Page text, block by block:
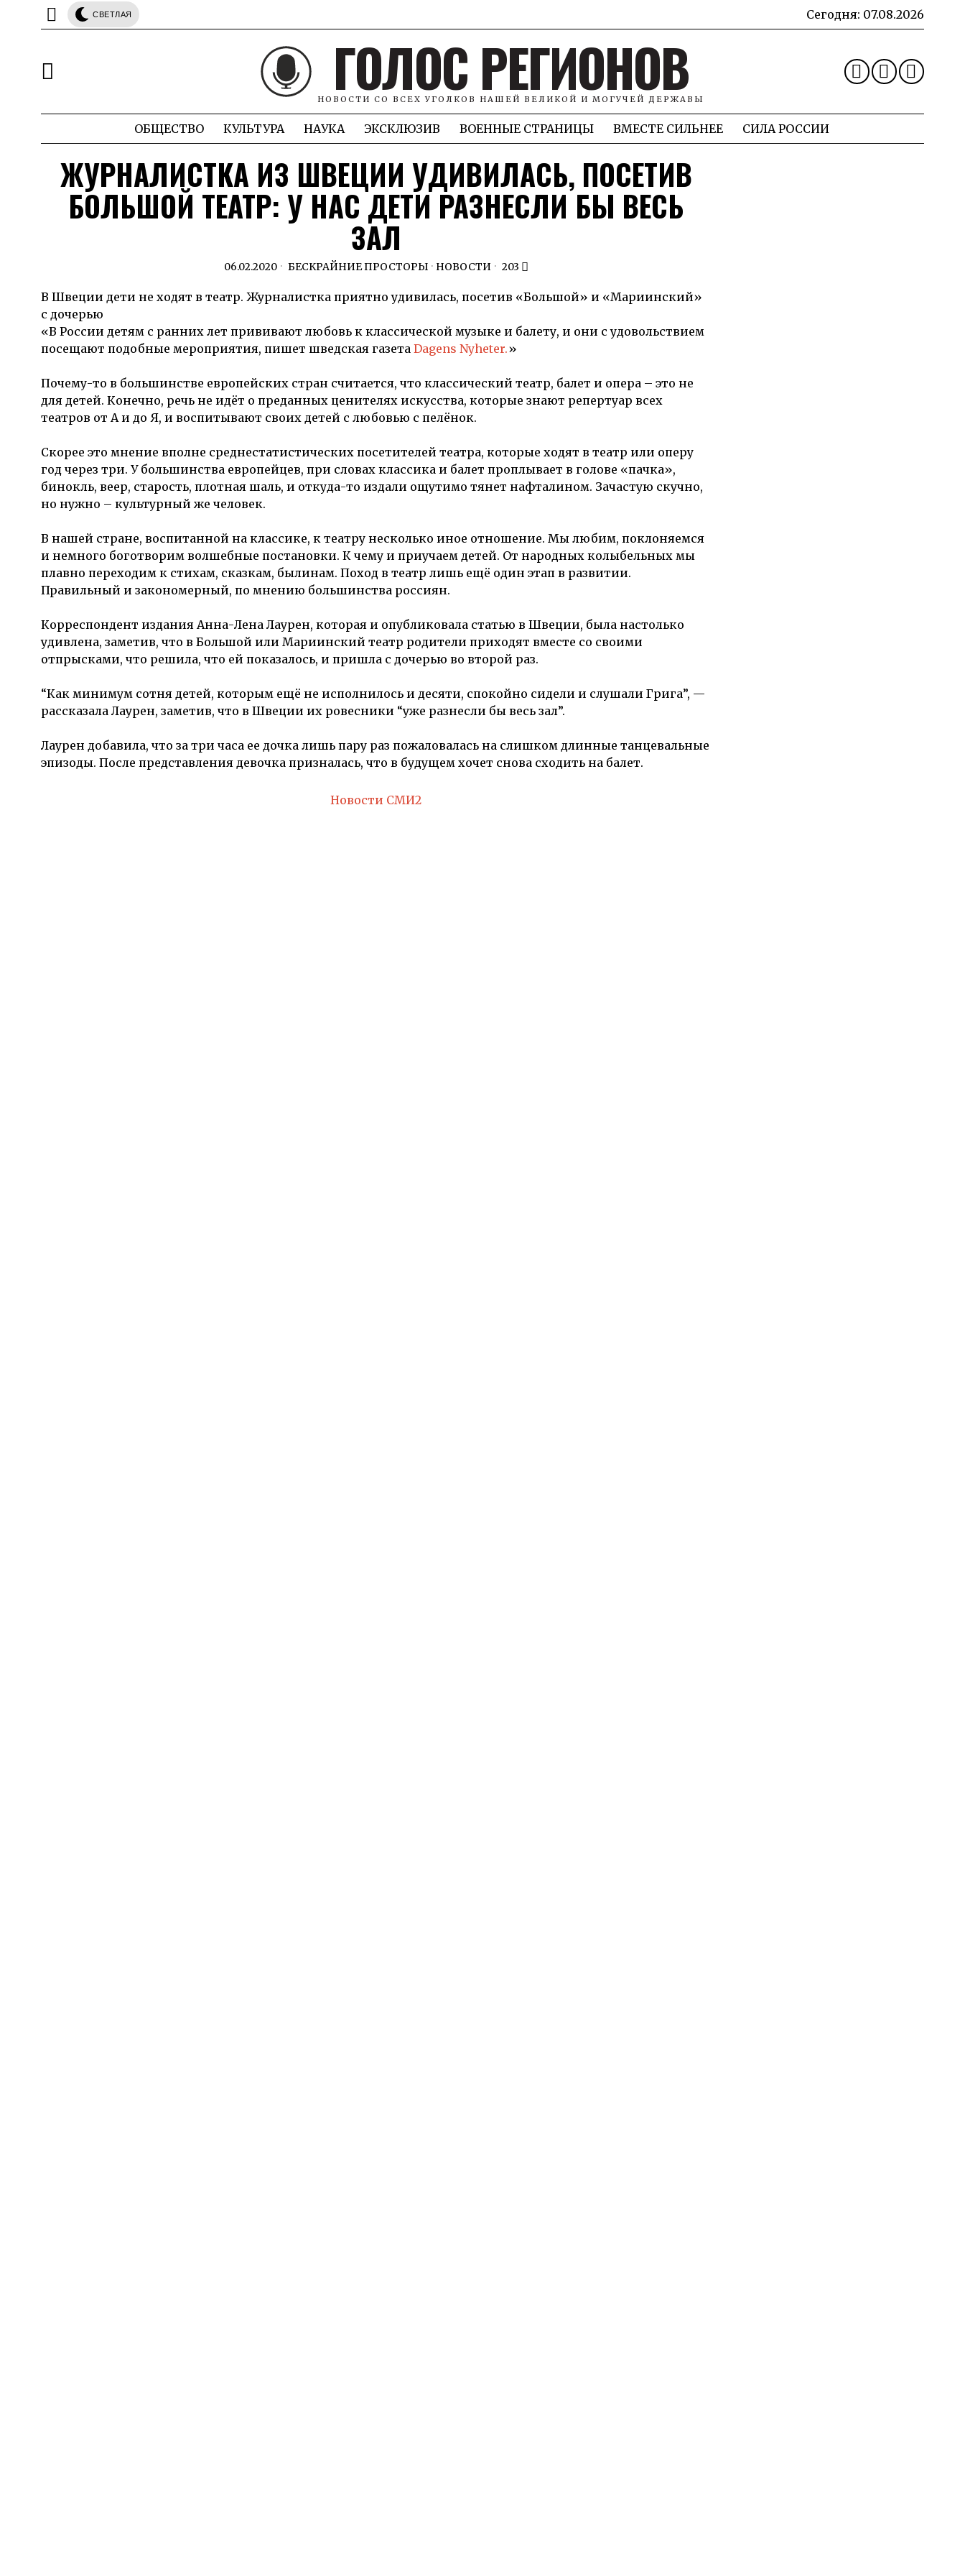
СВЕТЛАЯ Сегодня: 07.08.2026
ГОЛОС РЕГИОНОВ
НОВОСТИ СО ВСЕХ УГОЛКОВ НАШЕЙ ВЕЛИКОЙ И МОГУЧЕЙ ДЕРЖАВЫ
ОБЩЕСТВО КУЛЬТУРА НАУКА ЭКСКЛЮЗИВ ВОЕННЫЕ СТРАНИЦЫ ВМЕСТЕ СИЛЬНЕЕ СИЛА РОССИИ
ЖУРНАЛИСТКА ИЗ ШВЕЦИИ УДИВИЛАСЬ, ПОСЕТИВ
БОЛЬШОЙ ТЕАТР: У НАС ДЕТИ РАЗНЕСЛИ БЫ ВЕСЬ
ЗАЛ
06.02.2020 БЕСКРАЙНИЕ ПРОСТОРЫ · НОВОСТИ 203
В Швеции дети не ходят в театр. Журналистка приятно удивилась, посетив «Большой» и «Мариинский»
с дочерью
«В России детям с ранних лет прививают любовь к классической музыке и балету, и они с удовольствием
посещают подобные мероприятия, пишет шведская газета Dagens Nyheter.»
Почему-то в большинстве европейских стран считается, что классический театр, балет и опера – это не
для детей. Конечно, речь не идёт о преданных ценителях искусства, которые знают репертуар всех
театров от А и до Я, и воспитывают своих детей с любовью с пелёнок.
Скорее это мнение вполне среднестатистических посетителей театра, которые ходят в театр или оперу
год через три. У большинства европейцев, при словах классика и балет проплывает в голове «пачка»,
бинокль, веер, старость, плотная шаль, и откуда-то издали ощутимо тянет нафталином. Зачастую скучно,
но нужно – культурный же человек.
В нашей стране, воспитанной на классике, к театру несколько иное отношение. Мы любим, поклоняемся
и немного боготворим волшебные постановки. К чему и приучаем детей. От народных колыбельных мы
плавно переходим к стихам, сказкам, былинам. Поход в театр лишь ещё один этап в развитии.
Правильный и закономерный, по мнению большинства россиян.
Корреспондент издания Анна-Лена Лаурен, которая и опубликовала статью в Швеции, была настолько
удивлена, заметив, что в Большой или Мариинский театр родители приходят вместе со своими
отпрысками, что решила, что ей показалось, и пришла с дочерью во второй раз.
“Как минимум сотня детей, которым ещё не исполнилось и десяти, спокойно сидели и слушали Грига”, —
рассказала Лаурен, заметив, что в Швеции их ровесники “уже разнесли бы весь зал”.
Лаурен добавила, что за три часа ее дочка лишь пару раз пожаловалась на слишком длинные танцевальные
эпизоды. После представления девочка призналась, что в будущем хочет снова сходить на балет.
Новости СМИ2